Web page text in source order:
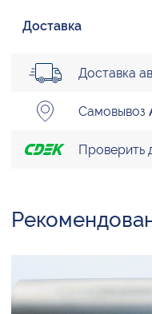
Доставка
Доставка
Самовывоз
Проверить